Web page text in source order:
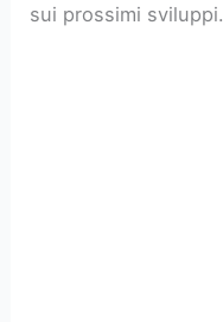
sui prossimi sviluppi.